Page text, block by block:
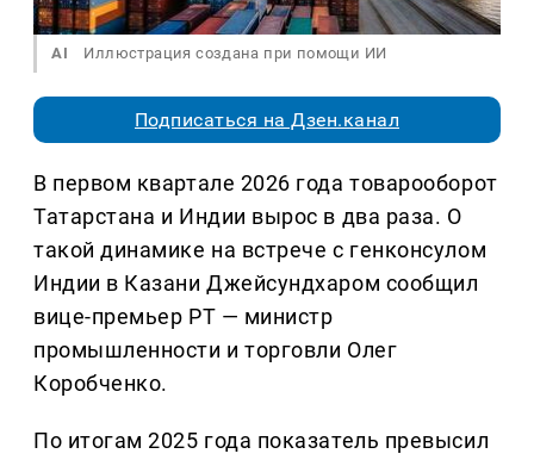
AI Иллюстрация создана при помощи ИИ
Подписаться на Дзен.канал
В первом квартале 2026 года товарооборот
Татарстана и Индии вырос в два раза. О
такой динамике на встрече с генконсулом
Индии в Казани Джейсундхаром сообщил
вице-премьер РТ — министр
промышленности и торговли Олег
Коробченко.
По итогам 2025 года показатель превысил